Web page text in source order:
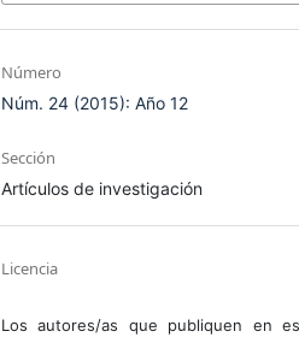
Número
Núm. 24 (2015): Año 12
Sección
Artículos de investigación
Licencia
Los autores/as que publiquen en